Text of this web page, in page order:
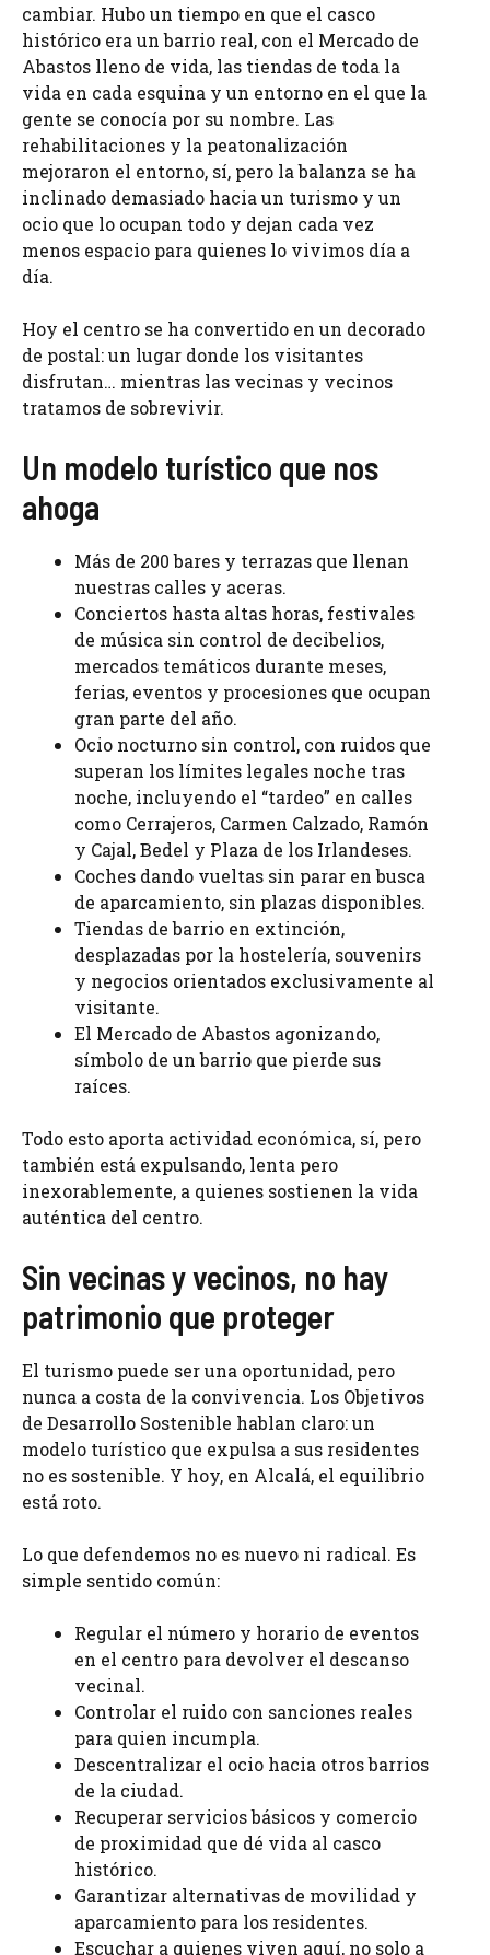
cambiar. Hubo un tiempo en que el casco
histórico era un barrio real, con el Mercado de
Abastos lleno de vida, las tiendas de toda la
vida en cada esquina y un entorno en el que la
gente se conocía por su nombre. Las
rehabilitaciones y la peatonalización
mejoraron el entorno, sí, pero la balanza se ha
inclinado demasiado hacia un turismo y un
ocio que lo ocupan todo y dejan cada vez
menos espacio para quienes lo vivimos día a
día.
Hoy el centro se ha convertido en un decorado
de postal: un lugar donde los visitantes
disfrutan… mientras las vecinas y vecinos
tratamos de sobrevivir.
Un modelo turístico que nos
ahoga
Más de 200 bares y terrazas que llenan
nuestras calles y aceras.
Conciertos hasta altas horas, festivales
de música sin control de decibelios,
mercados temáticos durante meses,
ferias, eventos y procesiones que ocupan
gran parte del año.
Ocio nocturno sin control, con ruidos que
superan los límites legales noche tras
noche, incluyendo el “tardeo” en calles
como Cerrajeros, Carmen Calzado, Ramón
y Cajal, Bedel y Plaza de los Irlandeses.
Coches dando vueltas sin parar en busca
de aparcamiento, sin plazas disponibles.
Tiendas de barrio en extinción,
desplazadas por la hostelería, souvenirs
y negocios orientados exclusivamente al
visitante.
El Mercado de Abastos agonizando,
símbolo de un barrio que pierde sus
raíces.
Todo esto aporta actividad económica, sí, pero
también está expulsando, lenta pero
inexorablemente, a quienes sostienen la vida
auténtica del centro.
Sin vecinas y vecinos, no hay
patrimonio que proteger
El turismo puede ser una oportunidad, pero
nunca a costa de la convivencia. Los Objetivos
de Desarrollo Sostenible hablan claro: un
modelo turístico que expulsa a sus residentes
no es sostenible. Y hoy, en Alcalá, el equilibrio
está roto.
Lo que defendemos no es nuevo ni radical. Es
simple sentido común:
Regular el número y horario de eventos
en el centro para devolver el descanso
vecinal.
Controlar el ruido con sanciones reales
para quien incumpla.
Descentralizar el ocio hacia otros barrios
de la ciudad.
Recuperar servicios básicos y comercio
de proximidad que dé vida al casco
histórico.
Garantizar alternativas de movilidad y
aparcamiento para los residentes.
Escuchar a quienes viven aquí, no solo a